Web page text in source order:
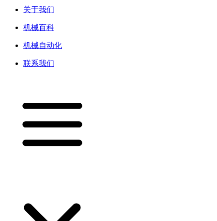
关于我们
机械百科
机械自动化
联系我们